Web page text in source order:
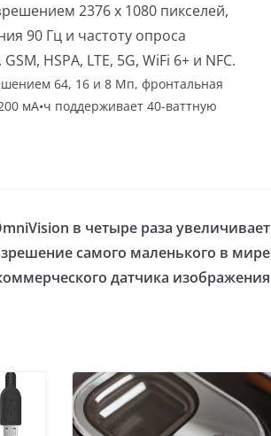
2376 x 1080 пикселей,
90 Гц и частоту опроса
HSPA, LTE, 5G, WiFi 6+ и NFC.
64, 16 и 8 Мп, фронтальная
мА•ч поддерживает 40-ваттную
в четыре раза увеличивает
самого маленького в мире
датчика изображения